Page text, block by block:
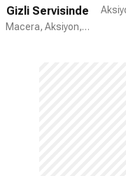
Gizli Servisinde
Macera, Aksiyon, Gerilim